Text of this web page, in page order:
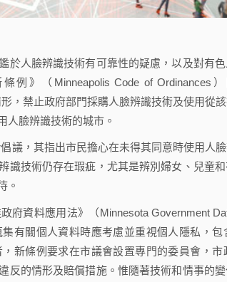
人臉辨識技術有可靠性的疑慮，以及對有色
》（Minneapolis Code of Ordinances
，禁止政府部門採購人臉辨識技術及使用從
人臉辨識技術的城市。
，其指出市民擔心在未得其同意時使用人
識技術仍存在瑕疵，尤其是辨別婦女、兒童
。
資料應用法》（Minnesota Government
有關個人資料時應考慮並重視個人隱私，
新條例要求在市議會設置專門的委員會，
反的情形及賠償措施。惟隨著技術和情事的